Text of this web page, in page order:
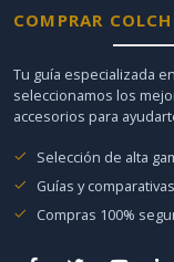
COMPRAR
Tu guía especializada
seleccionamos los
accesorios para
Selección de alta
Guías y
Compras 100%